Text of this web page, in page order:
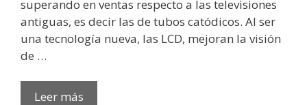
superando en ventas respecto a las televisiones
antiguas, es decir las de tubos catódicos. Al ser
una tecnología nueva, las LCD, mejoran la visión
de …
Leer más